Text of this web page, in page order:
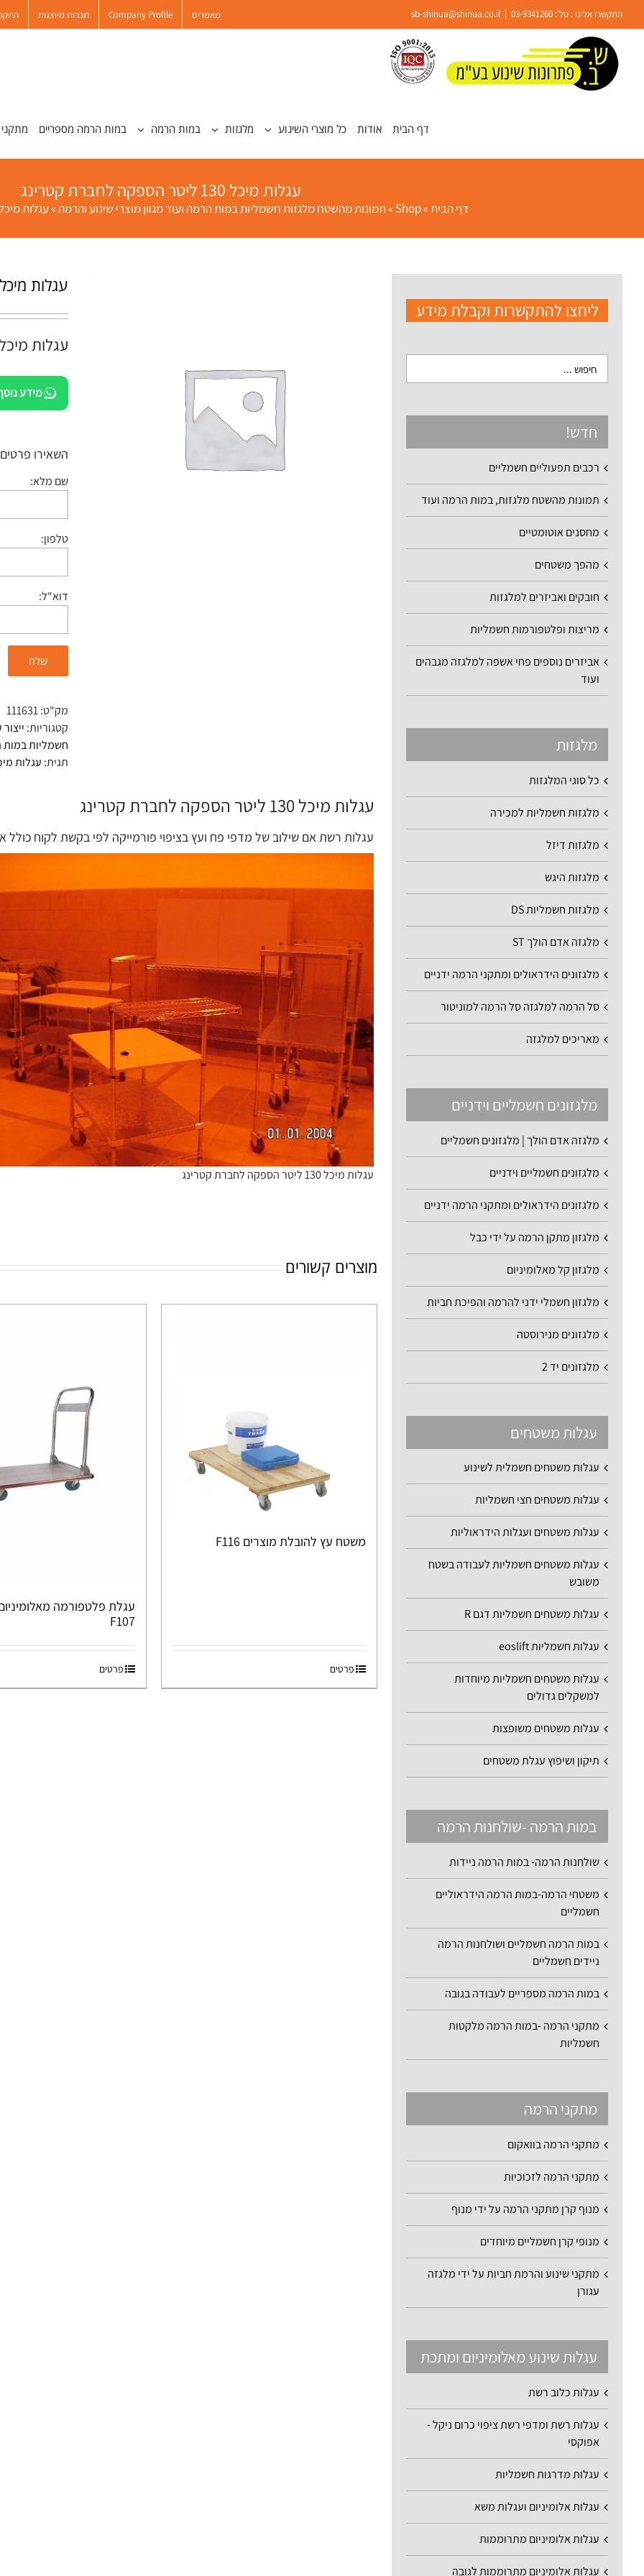
פתח סרגל נגישות
content
התקשרו אלינו : טל': 03-9341260
sb-shinua@shinua.co.il מאמרים Company Profile חברות מיוצגות
דף הבית אודות כל מוצרי השינוע מלגזות במות הרמה במות הרמה מספריים
עגלות מיכל 130 ליטר הספקה לחברת קטרינג
דף הבית»
Shop
»תמונות מהשטח מלגזות חשמליות במות הרמה ועוד מגוון מוצרי שינוע והרמה »עגלות מיכל 130 ליטר הספקה לחברת
עגלות מיכל 130 ליטר הספקה לחברת קטרינג
עגלות מיכל 130 ליטר הספקה לחברת קטרינג
מידע
השאירו
שם מלא:
טלפון:
דוא"ל:
מק"ט:111631
קטגוריות:
חשמליות במות
תגית: עגלות מיכל 130 ליטר הספקה
עגלות מיכל 130 ליטר הספקה לחברת קטרינג
עגלות רשת אם שילוב של מדפי פח ועץ בציפוי פורמייקה לפי בקשת לקוח כולל
עגלות מיכל 130 ליטר הספקה לחברת קטרינג
מוצרים קשורים
משטח עץ להובלת מוצרים F116
פרטים
עגלת פלטפורמה
F107
פרטים
ליחצו להתקשרות וקבלת מידע
חדש!
רכבים תפעוליים חשמליים
תמונות מהשטח מלגזות, במות הרמה ועוד
מחסנים אוטומטיים
מהפך משטחים
חובקים ואביזרים למלגזות
מריצות ופלטפורמות חשמליות
אביזרים נוספים פחי אשפה למלגזה מגבהים
ועוד
מלגזות
כל סוגי המלגזות
מלגזות חשמליות למכירה
מלגזות דיזל
מלגזות היגש
מלגזות חשמליות DS
מלגזה אדם הולך ST
מלגזונים הידראולים ומתקני הרמה ידניים
סל הרמה למלגזה סל הרמה למוניטור
מאריכים למלגזה
מלגזונים חשמליים וידניים
מלגזה אדם הולך | מלגזונים חשמליים
מלגזונים חשמליים וידניים
מלגזונים הידראולים ומתקני הרמה ידניים
מלגזון מתקן הרמה על ידי כבל
מלגזון קל מאלומיניום
מלגזון חשמלי ידני להרמה והפיכת חביות
מלגזונים מנירוסטה
מלגזונים יד 2
עגלות משטחים
עגלות משטחים חשמלית לשינוע
עגלות משטחים חצי חשמליות
עגלות משטחים ועגלות הידראוליות
עגלות משטחים חשמליות לעבודה בשטח
משובש
עגלות משטחים חשמליות דגם R
עגלות חשמליות eoslift
עגלות משטחים חשמליות מיוחדות
למשקלים גדולים
עגלות משטחים משופצות
תיקון ושיפוץ עגלת משטחים
במות הרמה -שולחנות הרמה
שולחנות הרמה- במות הרמה ניידות
משטחי הרמה-במות הרמה הידראוליים
חשמליים
במות הרמה חשמליים ושולחנות הרמה
ניידים חשמליים
במות הרמה מספריים לעבודה בגובה
מתקני הרמה -במות הרמה מלקטות
חשמליות
מתקני הרמה
מתקני הרמה בוואקום
מתקני הרמה לזכוכיות
מנוף קרן מתקני הרמה על ידי מנוף
מנופי קרן חשמליים מיוחדים
מתקני שינוע והרמת חביות על ידי מלגזה
עגורן
עגלות שינוע מאלומיניום ומתכת
עגלות כלוב רשת
עגלות רשת ומדפי רשת ציפוי כרום ניקל -
אפוקסי
עגלות מדרגות חשמליות
עגלות אלומיניום ועגלות משא
עגלות אלומיניום מתרוממות
עגלות אלומיניום מתרוממות לגובה